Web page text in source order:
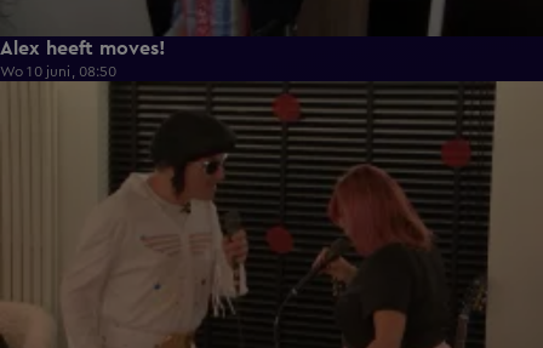
Alex heeft moves!
Wo 10 juni, 08:50